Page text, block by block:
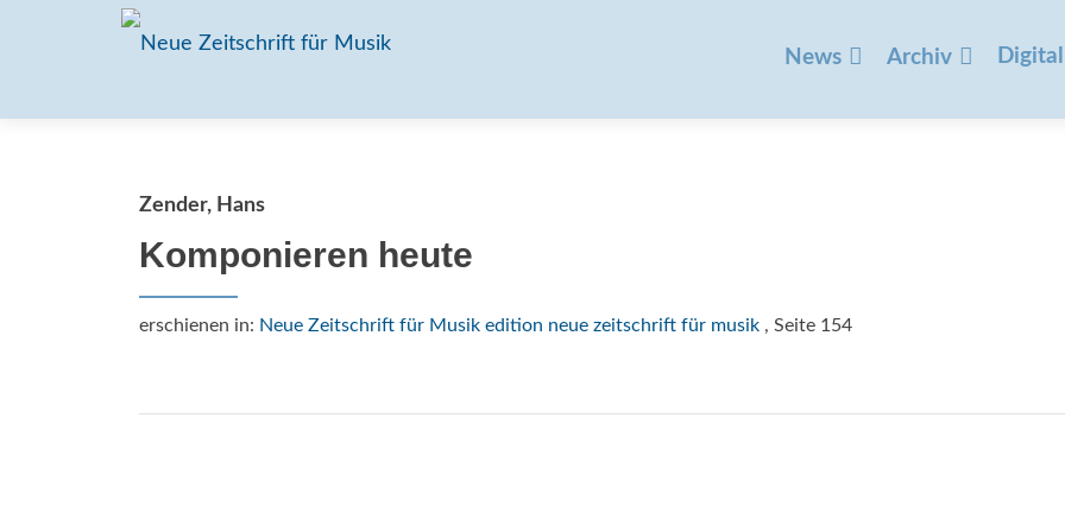
springen
News Archiv Digital
Zender, Hans
Komponieren heute
erschienen in: Neue Zeitschrift für Musik edition neue zeitschrift für musik , Seite 154